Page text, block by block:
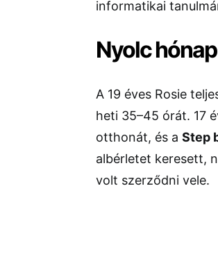
informatikai
Nyolc
A 19 éves Rosie
heti 35–45 órát. 17
otthonát, és a Step
albérletet keresett,
volt szerződni vele.